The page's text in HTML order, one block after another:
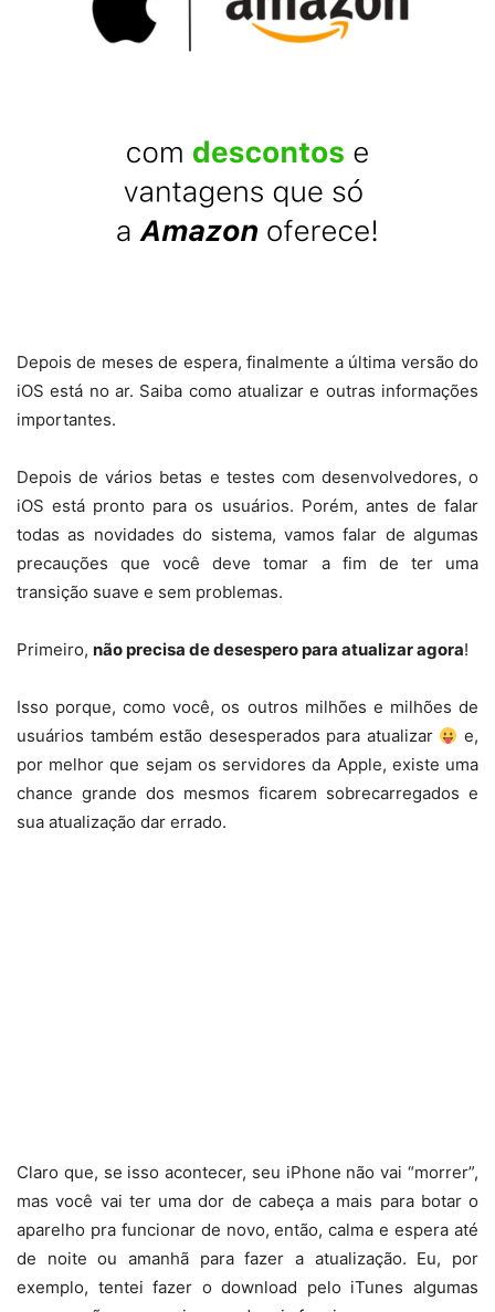
Depois de meses de espera, finalmente a última versão do
iOS está no ar. Saiba como atualizar e outras informações
importantes.
Depois de vários betas e testes com desenvolvedores, o
iOS está pronto para os usuários. Porém, antes de falar
todas as novidades do sistema, vamos falar de algumas
precauções que você deve tomar a fim de ter uma
transição suave e sem problemas.
Primeiro, não precisa de desespero para atualizar agora!
Isso porque, como você, os outros milhões e milhões de
usuários também estão desesperados para atualizar
e,
por melhor que sejam os servidores da Apple, existe uma
chance grande dos mesmos ficarem sobrecarregados e
sua atualização dar errado.
Claro que, se isso acontecer, seu iPhone não vai “morrer”,
mas você vai ter uma dor de cabeça a mais para botar o
aparelho pra funcionar de novo, então, calma e espera até
de noite ou amanhã para fazer a atualização. Eu, por
exemplo, tentei fazer o download pelo iTunes algumas